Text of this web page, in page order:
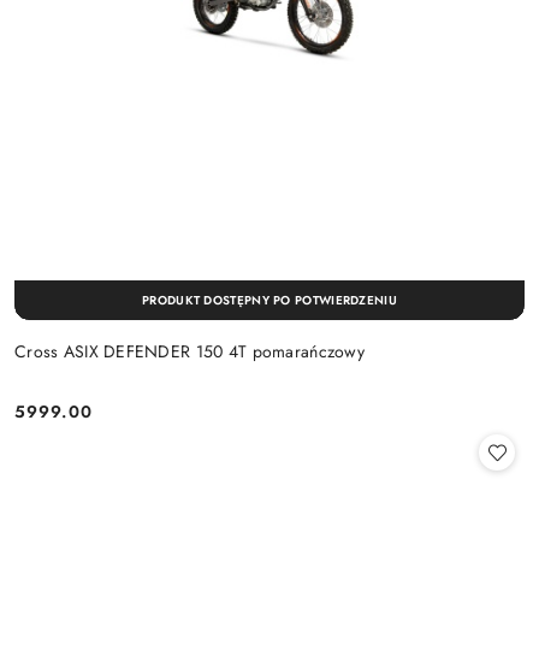
Cross ASIX DEFENDER 150 4T pomarańczowy
Cena:
5999.00
PRODUKT DOSTĘPNY PO POTWIERDZENIU